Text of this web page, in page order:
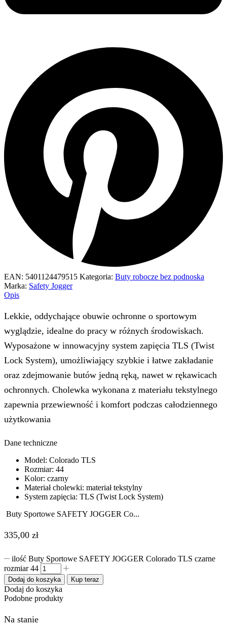
EAN: 5401124479515 Kategoria: Buty robocze bez podnoska
Marka: Safety Jogger
Opis
Lekkie, oddychające obuwie ochronne o sportowym
wyglądzie, idealne do pracy w różnych środowiskach.
Wyposażone w innowacyjny system zapięcia TLS (Twist
Lock System), umożliwiający szybkie i łatwe zakładanie
oraz zdejmowanie butów jedną ręką, nawet w rękawicach
ochronnych. Cholewka wykonana z materiału tekstylnego
zapewnia przewiewność i komfort podczas całodziennego
użytkowania
Dane techniczne
Model: Colorado TLS
Rozmiar: 44
Kolor: czarny
Materiał cholewki: materiał tekstylny
System zapięcia: TLS (Twist Lock System)
Buty Sportowe SAFETY JOGGER Co...
335,00 zł
ilość Buty Sportowe SAFETY JOGGER Colorado TLS czarne
rozmiar 44
Dodaj do koszyka Kup teraz
Dodaj do koszyka
Podobne produkty
Na stanie